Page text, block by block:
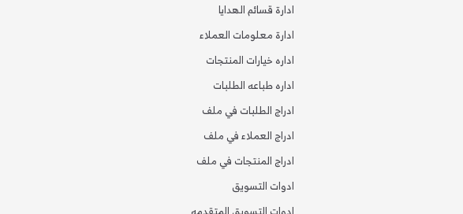
ادارة قسائم الهدايا
ادارة معلومات العملاء
اداره خيارات المنتجات
اداره طباعه الطلبات
ادراج الطلبات في ملف
ادراج العملاء في ملف
ادراج المنتجات في ملف
ادوات التسويق